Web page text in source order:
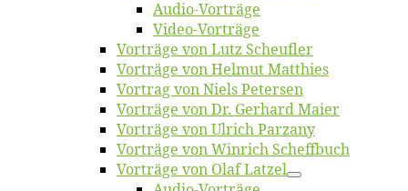
Au­dio-Vor­trä­ge
Vi­deo-Vor­trä­ge
Vor­trä­ge von Lutz Scheufler
Vor­trä­ge von Hel­mut Matthies
Vor­trag von Niels Petersen
Vor­trä­ge von Dr. Ger­hard Maier
Vor­trä­ge von Ul­rich Parzany
Vor­trä­ge von Win­rich Scheffbuch
Vor­trä­ge von Olaf Latzel